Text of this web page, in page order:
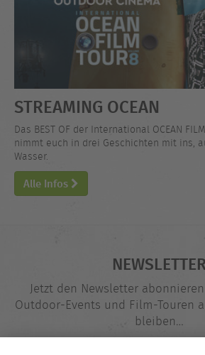
STREAMING OCEAN
Das BEST OF der International OCEAN
nimmt euch in drei Geschichten mit ins,
Wasser.
Alle Infos
Jetzt den Newsletter
Outdoor-Events und Film-Touren
bleiben…